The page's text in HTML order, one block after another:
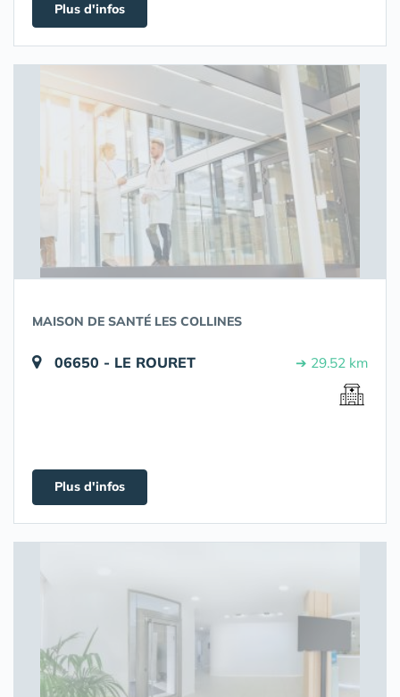
Plus d'infos
MAISON DE SANTÉ LES COLLINES
06650 - LE ROURET ➔ 29.52 km
Plus d'infos